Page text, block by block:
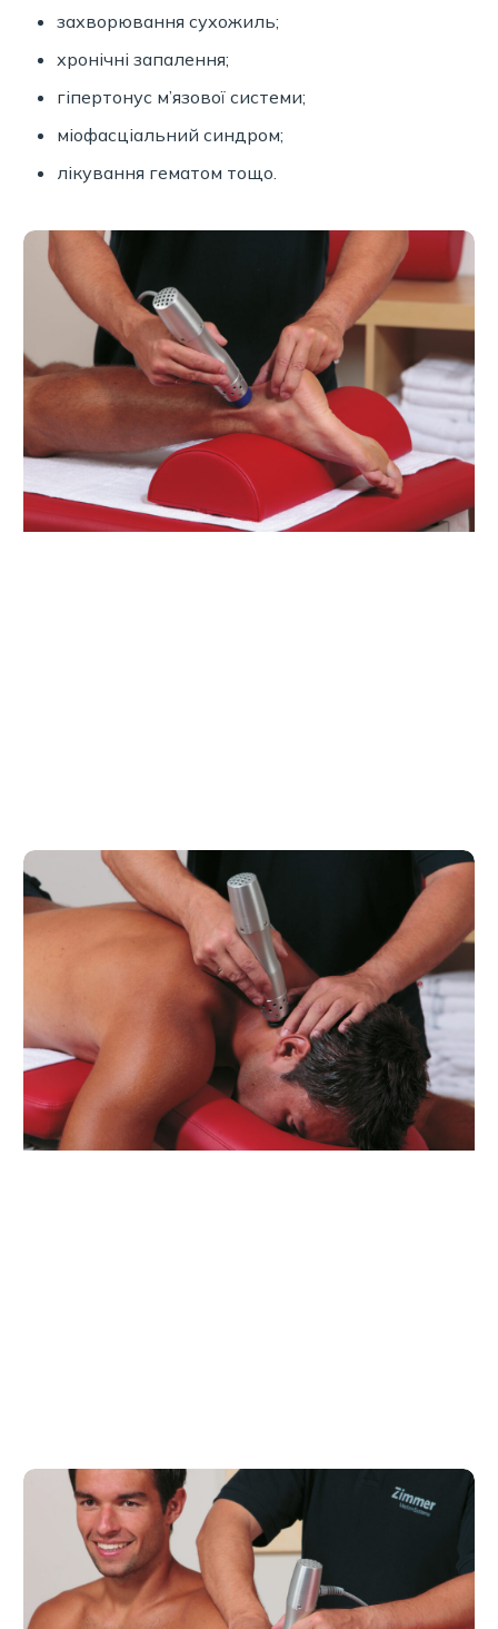
захворювання сухожиль;
хронічні запалення;
гіпертонус м’язової системи;
міофасціальний синдром;
лікування гематом тощо.